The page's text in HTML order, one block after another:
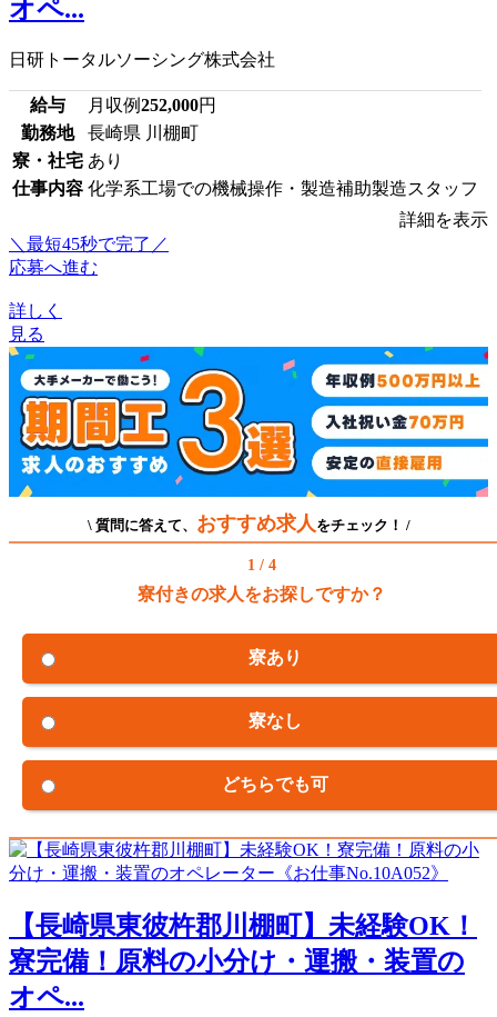
オペ...
日研トータルソーシング株式会社
給与 月収例252,000円
勤務地
長崎県 川棚町
寮・社宅 あり
仕事内容 化学系工場での機械操作・製造補助製造スタッフ
詳細を表示
＼最短45秒で完了／
応募へ進む
詳しく
見る
\ 質問に答えて、 おすすめ求人 をチェック！ /
1 / 4
寮付きの求人をお探しですか？
寮あり
寮なし
どちらでも可
【長崎県東彼杵郡川棚町】未経験OK！
寮完備！原料の小分け・運搬・装置の
オペ...